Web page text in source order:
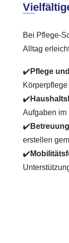
Bei Pflege-
Alltag
✔️ Pflege
✔️
Aufgaben im
✔️
erstellen
✔️